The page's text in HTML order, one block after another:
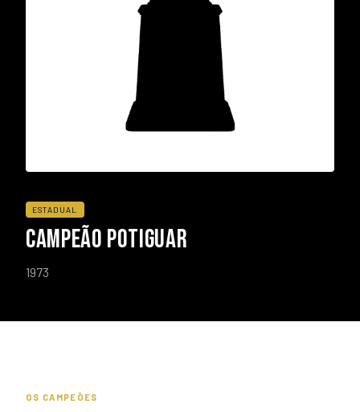
ESTADUAL
CAMPEÃO POTIGUAR
1973
OS CAMPEÕES